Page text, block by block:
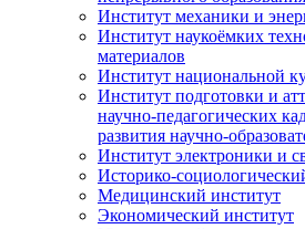
Институт механики и
Институт наукоёмких
материалов
Институт национальной
Институт подготовки и
научно-педагогических
развития научно-
Институт электроники и
Историко-
Медицинский институт
Экономический институт